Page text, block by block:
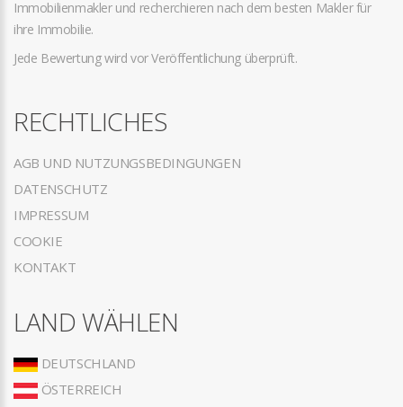
Immobilienmakler und recherchieren nach dem besten Makler für
ihre Immobilie.
Jede Bewertung wird vor Veröffentlichung überprüft.
RECHTLICHES
AGB UND NUTZUNGSBEDINGUNGEN
DATENSCHUTZ
IMPRESSUM
COOKIE
KONTAKT
LAND WÄHLEN
DEUTSCHLAND
ÖSTERREICH